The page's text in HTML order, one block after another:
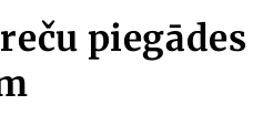
piegādes